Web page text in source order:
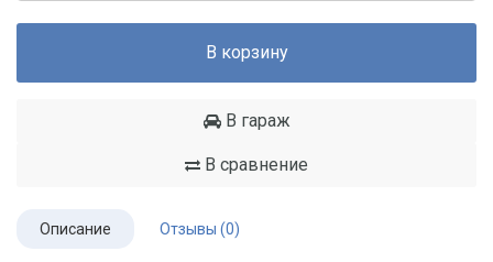
В корзину
В гараж
В сравнение
Описание Отзывы (0)